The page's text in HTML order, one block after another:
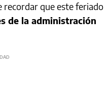
recordar que este feriado
de la administración